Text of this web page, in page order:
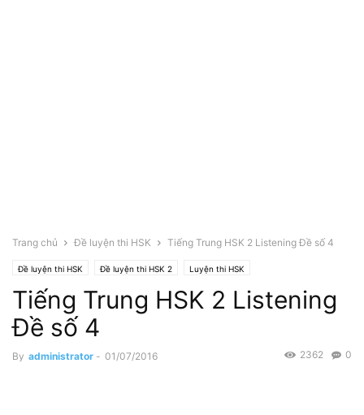
Trang chủ Đề luyện thi HSK Tiếng Trung HSK 2 Listening Đề số 4
Đề luyện thi HSK Đề luyện thi HSK 2 Luyện thi HSK
Luyện thi HSK Online Luyện thi HSK Online Cấp 2
Tiếng Trung HSK 2 Listening
Đề số 4
By administrator - 01/07/2016 0
2362